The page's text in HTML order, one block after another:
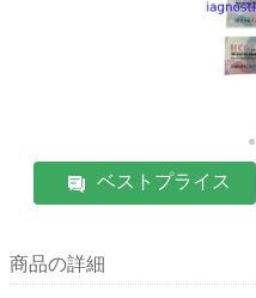
ベストプライス
商品の詳細